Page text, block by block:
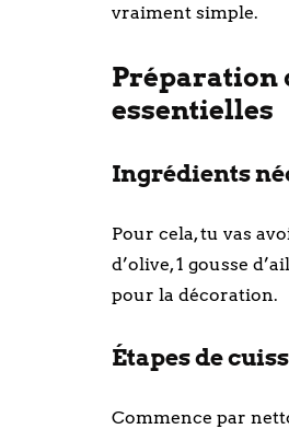
vraiment simple.
Préparation
essentielles
Ingrédients
Pour cela, tu vas
d’olive, 1 gousse
pour la décoration.
Étapes de
Commence par